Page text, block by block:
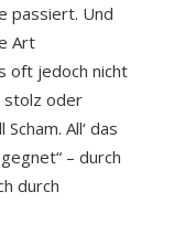
passiert. Und
Art
oft jedoch nicht
stolz oder
All‘ das
– durch
durch